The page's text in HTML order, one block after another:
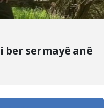
ber sermayê anê